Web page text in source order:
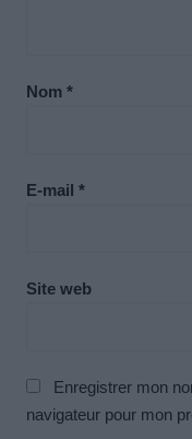
Nom *
E-mail *
Site web
Enregistrer mon
navigateur pour mon